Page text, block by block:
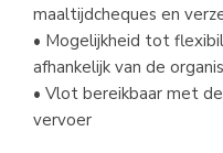
maaltijdcheques en
• Mogelijkheid tot
afhankelijk van de
• Vlot bereikbaar met
vervoer